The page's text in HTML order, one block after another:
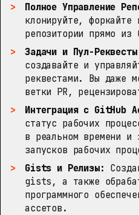
Полное Управление
клонируйте, форкайте
репозитории прямо из
Задачи и Пул-
создавайте и
реквестами. Вы даже
ветки PR,
Интеграция с GitHub
статус рабочих
в реальном времени и
запусков рабочих
Gists и Релизы:
gists, а также
программного
ассетов.